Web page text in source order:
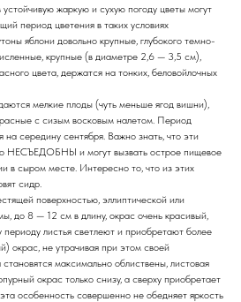
жаркую и сухую погоду цветы могут
период цветения в таких условиях
яблони довольно крупные, глубокого темно-
крупные (в диаметре 2,6 — 3,5 см),
цвета, держатся на тонких, беловойлочных
мелкие плоды (чуть меньше ягод вишни),
с сизым восковым налетом. Период
на середину сентября. Важно знать, что эти
НЕСЪЕДОБНЫ и могут вызвать острое пищевое
в сыром месте. Интересно то, что из этих
сидр.
поверхностью, эллиптической или
до 8 — 12 см в длину, окрас очень красивый,
листья светлеют и приобретают более
окрас, не утрачивая при этом своей
максимально облиствены, листовая
окрас только снизу, а сверху приобретает
особенность совершенно не обедняет яркость